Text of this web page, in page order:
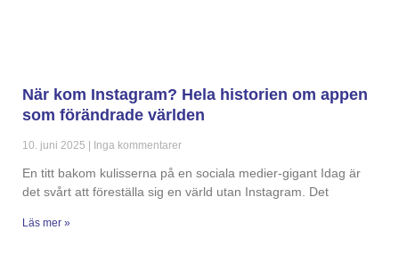
När kom Instagram? Hela historien om appen
som förändrade världen
10. juni 2025 Inga kommentarer
En titt bakom kulisserna på en sociala medier-gigant Idag är
det svårt att föreställa sig en värld utan Instagram. Det
Läs mer »